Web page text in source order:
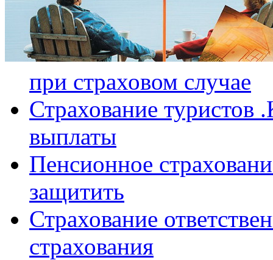
при страховом случае
Страхование туристов
выплаты
Пенсионное
защитить
Страхование
страхования